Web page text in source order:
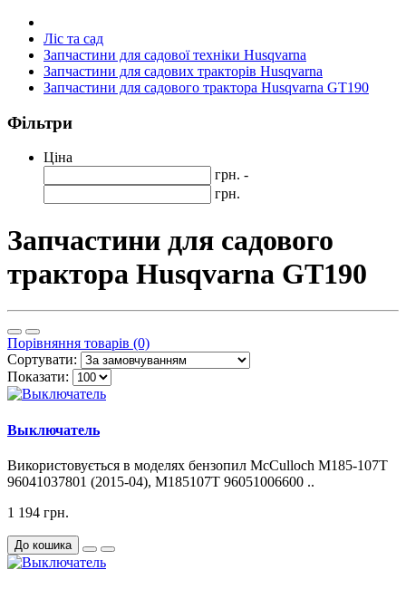
Ліс та сад
Запчастини для садової техніки Husqvarna
Запчастини для садових тракторів Husqvarna
Запчастини для садового трактора Husqvarna GT190
Фільтри
Ціна
грн. -
грн.
Запчастини для садового
трактора Husqvarna GT190
Порівняння товарів (0)
Сортувати:
Показати:
Выключатель
Використовується в моделях бензопил McCulloch M185-107T
96041037801 (2015-04), M185107T 96051006600 ..
1 194 грн.
До кошика